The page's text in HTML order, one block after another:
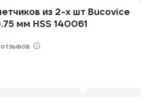
из 2-х шт Bucovice
мм HSS 140061